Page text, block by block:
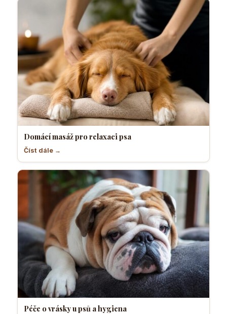
Domácí masáž pro relaxaci psa
Číst dále →
Péče o vrásky u psů a hygiena